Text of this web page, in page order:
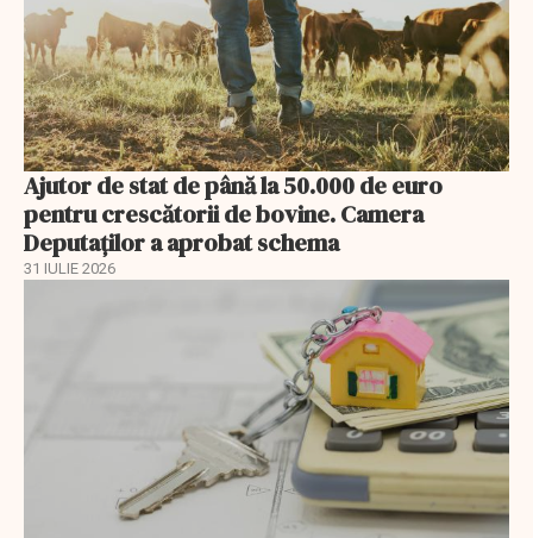
Ajutor de stat de până la 50.000 de euro
pentru crescătorii de bovine. Camera
Deputaților a aprobat schema
31 IULIE 2026